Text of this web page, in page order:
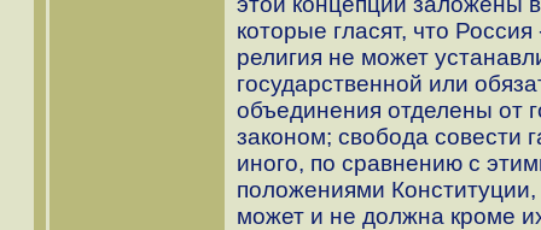
которые гласят, что Россия
религия не может
государственной или
объединения отделены от
законом; свобода совести
иного, по сравнению с
положениями
может и не должна кроме